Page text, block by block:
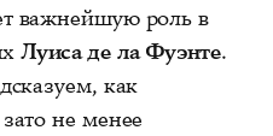
важнейшую роль в
Луиса де ла Фуэнте.
как
не менее